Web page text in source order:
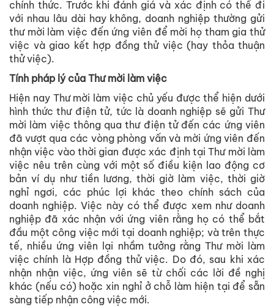
chính thức. Trước khi đánh giá và xác định có thể đi
với nhau lâu dài hay không, doanh nghiệp thường gửi
thư mời làm việc đến ứng viên để mời họ tham gia thử
việc và giao kết hợp đồng thử việc (hay thỏa thuận
thử việc).
Tính pháp lý của Thư mời làm việc
Hiện nay Thư mời làm việc chủ yếu được thể hiện dưới
hình thức thư điện tử, tức là doanh nghiệp sẽ gửi Thư
mời làm việc thông qua thư điện tử đến các ứng viên
đã vượt qua các vòng phòng vấn và mời ứng viên đến
nhận việc vào thời gian được xác định tại Thư mời làm
việc nêu trên cùng với một số điều kiện lao động cơ
bản ví dụ như tiền lương, thời giờ làm việc, thời giờ
nghỉ ngơi, các phúc lợi khác theo chính sách của
doanh nghiệp. Việc này có thể được xem như doanh
nghiệp đã xác nhận với ứng viên rằng họ có thể bắt
đầu một công việc mới tại doanh nghiệp; và trên thực
tế, nhiều ứng viên lại nhầm tưởng rằng Thư mời làm
việc chính là Hợp đồng thử việc. Do đó, sau khi xác
nhận nhận việc, ứng viên sẽ từ chối các lời đề nghị
khác (nếu có) hoặc xin nghỉ ở chỗ làm hiện tại để sẵn
sàng tiếp nhận công việc mới.